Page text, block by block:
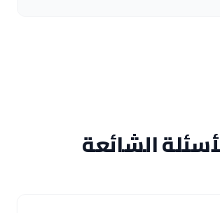
الشائعة